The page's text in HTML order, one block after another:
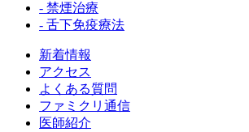
- 禁煙治療
- 舌下免疫療法
新着情報
アクセス
よくある質問
ファミクリ通信
医師紹介